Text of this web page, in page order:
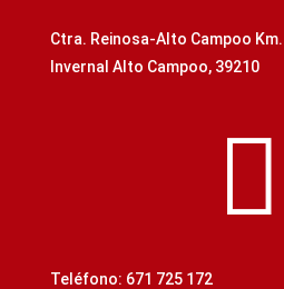
Ctra. Reinosa-Alto Campoo
Invernal Alto Campoo, 39210

Teléfono: 671 725 172